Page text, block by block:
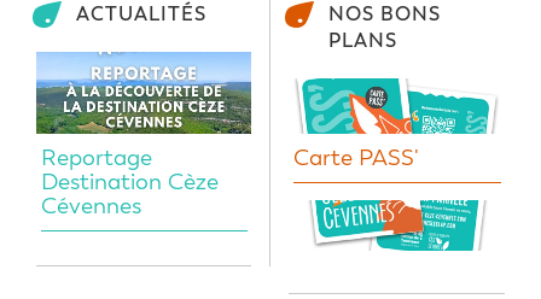
ACTUALITÉS
Reportage
Destination Cèze
Cévennes
NOS BONS
PLANS
Carte PASS'